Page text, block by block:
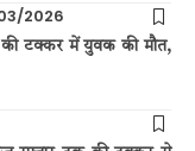
2026
की टक्कर में युवक की मौत,